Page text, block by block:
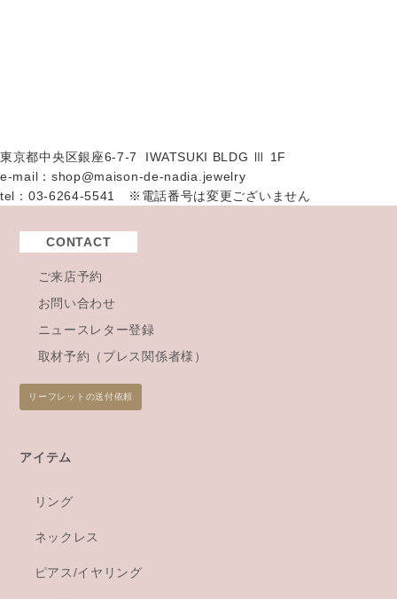
東京都中央区銀座6-7-7 IWATSUKI BLDG Ⅲ 1F
e-mail：shop@maison-de-nadia.jewelry
tel：03-6264-5541 ※電話番号は変更ございません
CONTACT
ご来店予約
お問い合わせ
ニュースレター登録
取材予約（プレス関係者様）
リーフレットの送付依頼
アイテム
リング
ネックレス
ピアス/イヤリング